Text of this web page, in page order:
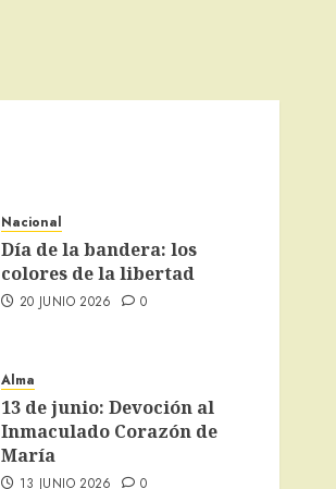
Nacional
Día de la bandera: los
colores de la libertad
20 JUNIO 2026 0
Alma
13 de junio: Devoción al
Inmaculado Corazón de
María
13 JUNIO 2026 0